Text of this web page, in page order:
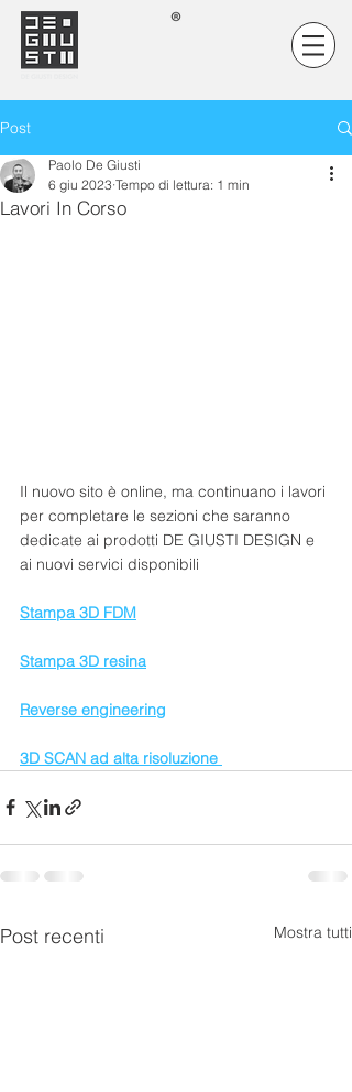
Post
Lavori In Corso
Paolo De Giusti
6 giu 2023 Tempo di lettura: 1 min
Il nuovo sito è online, ma continuano i lavori
per completare le sezioni che saranno
dedicate ai prodotti DE GIUSTI DESIGN e
ai nuovi servici disponibili
Stampa 3D FDM
Stampa 3D resina
Reverse engineering
3D SCAN ad alta risoluzione
Post recenti Mostra tutti